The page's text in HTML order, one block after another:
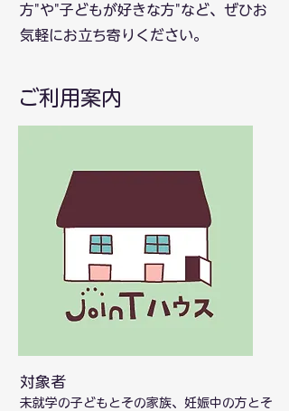
方"や"子どもが好きな方"など、ぜひお
気軽にお立ち寄りください。
ご利用案内
対象者
​未就学の子どもとその家族、妊娠中の方とそ